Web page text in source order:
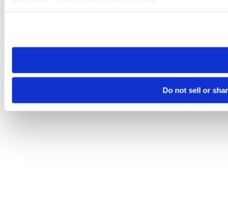
need to be set again.
Do not sell or